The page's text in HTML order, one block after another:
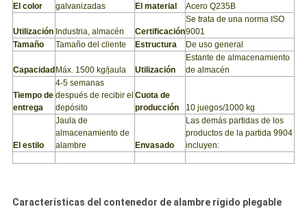
El color
galvanizadas
El material Acero Q235B
Utilización Industria, almacén Certificación
Se trata de una norma ISO
9001
Tamaño
Tamaño del cliente Estructura De uso general
Capacidad Máx. 1500 kg/jaula Utilización
Estante de almacenamiento
de almacén
Tiempo de
entrega
4-5 semanas
después de recibir el
depósito
Cuota de
producción
10 juegos/1000 kg
El estilo
Jaula de
almacenamiento de
alambre
Envasado
Las demás partidas de los
productos de la partida 9904
incluyen:
Características del contenedor de alambre rígido plegable